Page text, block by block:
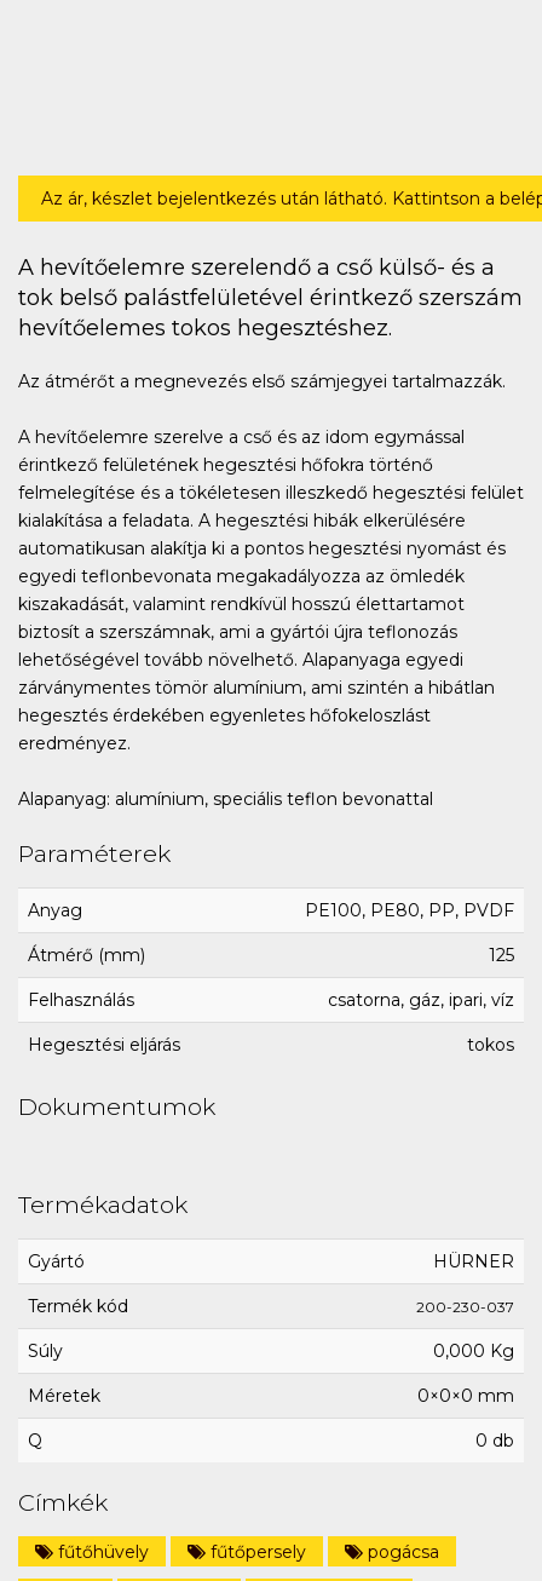
Az ár, készlet bejelentkezés után látható. Kattintson a
A hevítőelemre szerelendő a cső külső- és a
tok belső palástfelületével érintkező szerszám
hevítőelemes tokos hegesztéshez.
Az átmérőt a megnevezés első számjegyei tartalmazzák.
A hevítőelemre szerelve a cső és az idom egymással
érintkező felületének hegesztési hőfokra történő
felmelegítése és a tökéletesen illeszkedő hegesztési felület
kialakítása a feladata. A hegesztési hibák elkerülésére
automatikusan alakítja ki a pontos hegesztési nyomást és
egyedi teflonbevonata megakadályozza az ömledék
kiszakadását, valamint rendkívül hosszú élettartamot
biztosít a szerszámnak, ami a gyártói újra teflonozás
lehetőségével tovább növelhető. Alapanyaga egyedi
zárványmentes tömör alumínium, ami szintén a hibátlan
hegesztés érdekében egyenletes hőfokeloszlást
eredményez.
Alapanyag: alumínium, speciális teflon bevonattal
Paraméterek
Anyag PE100, PE80, PP, PVDF
Átmérő (mm) 125
Felhasználás csatorna, gáz, ipari, víz
Hegesztési eljárás tokos
Dokumentumok
Termékadatok
Gyártó HÜRNER
Termék kód 200-230-037
Súly 0,000 Kg
Méretek 0×0×0 mm
Q 0 db
Címkék
fűtőhüvely fűtőpersely
pogácsa